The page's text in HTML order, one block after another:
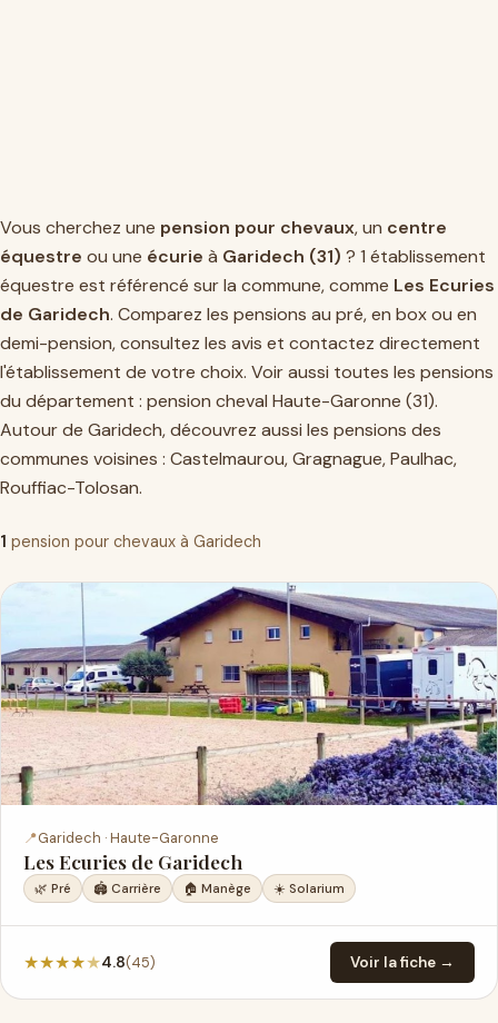
Vous cherchez une pension pour chevaux, un centre
équestre ou une écurie à Garidech (31) ? 1 établissement
équestre est référencé sur la commune, comme Les Ecuries
de Garidech. Comparez les pensions au pré, en box ou en
demi-pension, consultez les avis et contactez directement
l'établissement de votre choix. Voir aussi toutes les pensions
du département : pension cheval Haute-Garonne (31).
Autour de Garidech, découvrez aussi les pensions des
communes voisines : Castelmaurou,Gragnague,Paulhac,
Rouffiac-Tolosan.
1 pension pour chevaux à Garidech
📍Garidech · Haute-Garonne
Les Ecuries de Garidech
🌿 Pré 🏟️ Carrière 🏠 Manège ☀️ Solarium
★★★★★4.8(45) Voir la fiche →